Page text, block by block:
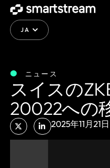
JA
ニュース
スイスの
20022への
2025年11月21日